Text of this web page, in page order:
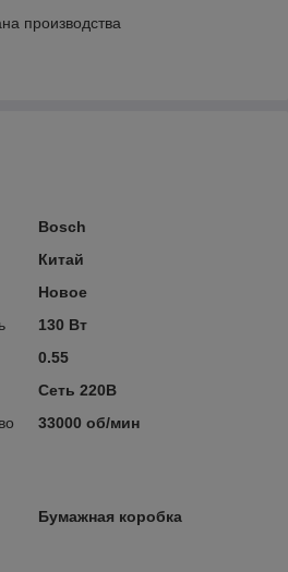
производства
Bosch
Китай
Новое
130 Вт
0.55
Сеть 220В
33000 об/мин
Бумажная коробка